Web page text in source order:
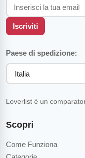
Scopri
Come Funziona
Iscriviti
Paese di spedizione:
Loverlist è un